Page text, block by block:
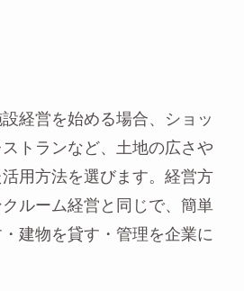
経営を始める場合、ショッ
トランなど、土地の広さや
用方法を選びます。経営方
ルーム経営と同じで、簡単
建物を貸す・管理を企業に